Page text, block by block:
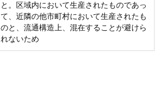
と。区域内において生産されたものであっ
て、近隣の他市町村において生産されたも
のと、流通構造上、混在することが避けら
れないため